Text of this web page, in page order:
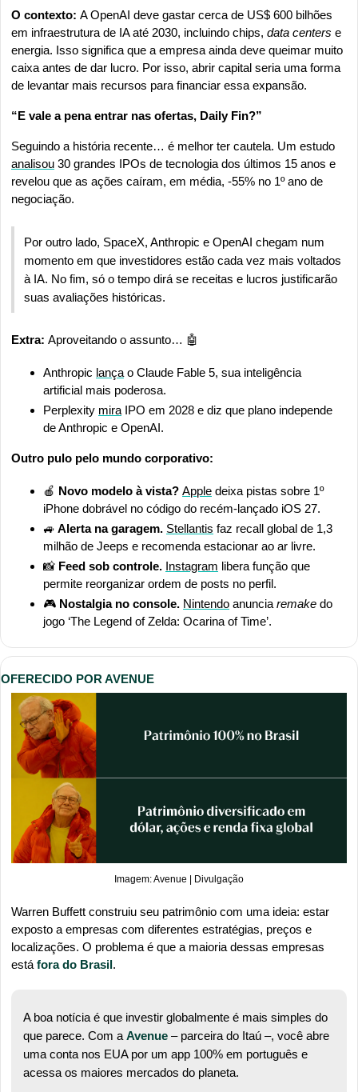
O contexto: A OpenAI deve gastar cerca de US$ 600 bilhões
em infraestrutura de IA até 2030, incluindo chips, data centers e
energia. Isso significa que a empresa ainda deve queimar muito
caixa antes de dar lucro. Por isso, abrir capital seria uma forma
de levantar mais recursos para financiar essa expansão.
“E vale a pena entrar nas ofertas, Daily Fin?”
analisou 30 grandes IPOs de tecnologia dos últimos 15 anos e
revelou que as ações caíram, em média, -55% no 1º ano de
negociação.
Por outro lado, SpaceX, Anthropic e OpenAI chegam num
momento em que investidores estão cada vez mais voltados
à IA. No fim, só o tempo dirá se receitas e lucros justificarão
suas avaliações históricas.
Extra: Aproveitando o assunto… 🤖
Anthropic lança o Claude Fable 5, sua inteligência
artificial mais poderosa.
Perplexity mira IPO em 2028 e diz que plano independe
de Anthropic e OpenAI.
Outro pulo pelo mundo corporativo:
🍎 Novo modelo à vista? Apple deixa pistas sobre 1º
iPhone dobrável no código do recém-lançado iOS 27.
🚙 Alerta na garagem. Stellantis faz recall global de 1,3
milhão de Jeeps e recomenda estacionar ao ar livre.
📸 Feed sob controle. Instagram libera função que
permite reorganizar ordem de posts no perfil.
🎮 Nostalgia no console. Nintendo anuncia remake do
jogo ‘The Legend of Zelda: Ocarina of Time’.
OFERECIDO POR AVENUE
Imagem: Avenue | Divulgação
Warren Buffett construiu seu patrimônio com uma ideia: estar
exposto a empresas com diferentes estratégias, preços e
localizações. O problema é que a maioria dessas empresas
está fora do Brasil.
A boa notícia é que investir globalmente é mais simples do
que parece. Com a Avenue – parceira do Itaú –, você abre
uma conta nos EUA por um app 100% em português e
acessa os maiores mercados do planeta.